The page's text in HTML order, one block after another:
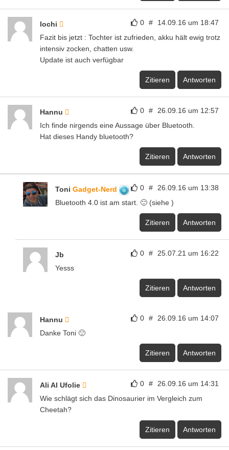
0 # 14.09.16 um 18:47
lochi
Fazit bis jetzt : Tochter ist zufrieden, akku hält ewig trotz
intensiv zocken, chatten usw.
Update ist auch verfügbar
Zitieren Antworten
0 # 26.09.16 um 12:57
Hannu
Ich finde nirgends eine Aussage über Bluetooth.
Hat dieses Handy bluetooth?
Zitieren Antworten
0 # 26.09.16 um 13:38
Toni Gadget-Nerd
Bluetooth 4.0 ist am start. 🙂 (siehe )
Zitieren Antworten
0 # 25.07.21 um 16:22
Jb
Yesss
Zitieren Antworten
0 # 26.09.16 um 14:07
Hannu
Danke Toni 🙂
Zitieren Antworten
0 # 26.09.16 um 14:31
Ali Al Ufolie
Wie schlägt sich das Dinosaurier im Vergleich zum
Cheetah?
Zitieren Antworten